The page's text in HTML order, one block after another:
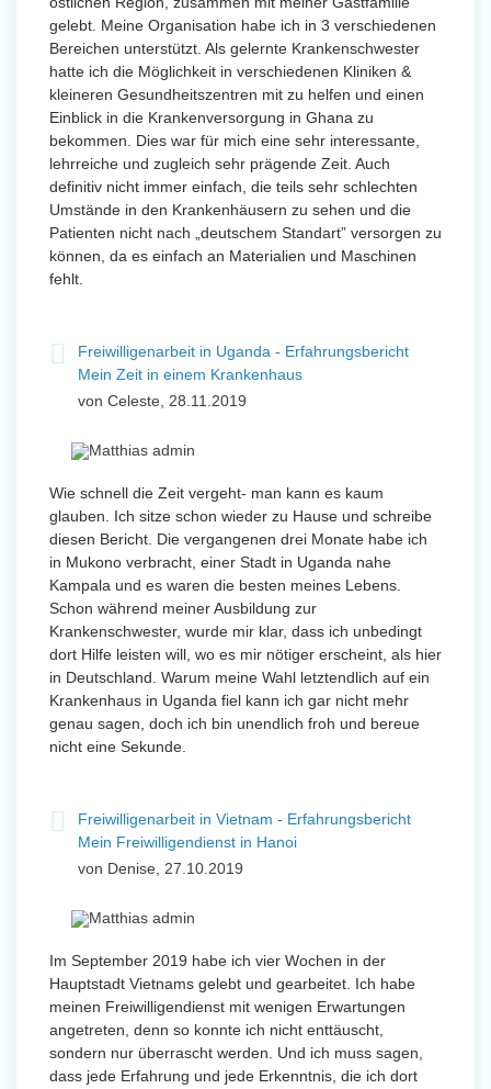
gelebt. Meine Organisation habe ich in 3 verschiedenen
Bereichen unterstützt. Als gelernte Krankenschwester
hatte ich die Möglichkeit in verschiedenen Kliniken &
kleineren Gesundheitszentren mit zu helfen und einen
Einblick in die Krankenversorgung in Ghana zu
bekommen. Dies war für mich eine sehr interessante,
lehrreiche und zugleich sehr prägende Zeit. Auch
definitiv nicht immer einfach, die teils sehr schlechten
Umstände in den Krankenhäusern zu sehen und die
Patienten nicht nach „deutschem Standart” versorgen zu
können, da es einfach an Materialien und Maschinen
fehlt.
Freiwilligenarbeit in Uganda - Erfahrungsbericht
Mein Zeit in einem Krankenhaus
von Celeste, 28.11.2019
Wie schnell die Zeit vergeht- man kann es kaum
glauben. Ich sitze schon wieder zu Hause und schreibe
diesen Bericht. Die vergangenen drei Monate habe ich
in Mukono verbracht, einer Stadt in Uganda nahe
Kampala und es waren die besten meines Lebens.
Schon während meiner Ausbildung zur
Krankenschwester, wurde mir klar, dass ich unbedingt
dort Hilfe leisten will, wo es mir nötiger erscheint, als hier
in Deutschland. Warum meine Wahl letztendlich auf ein
Krankenhaus in Uganda fiel kann ich gar nicht mehr
genau sagen, doch ich bin unendlich froh und bereue
nicht eine Sekunde.
Freiwilligenarbeit in Vietnam - Erfahrungsbericht
Mein Freiwilligendienst in Hanoi
von Denise, 27.10.2019
Im September 2019 habe ich vier Wochen in der
Hauptstadt Vietnams gelebt und gearbeitet. Ich habe
meinen Freiwilligendienst mit wenigen Erwartungen
angetreten, denn so konnte ich nicht enttäuscht,
sondern nur überrascht werden. Und ich muss sagen,
dass jede Erfahrung und jede Erkenntnis, die ich dort